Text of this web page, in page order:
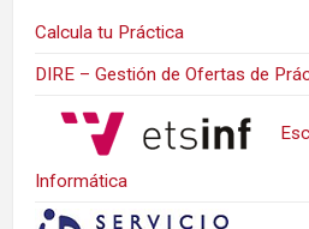
Calcula tu Práctica
DIRE – Gestión de Ofertas de
Informática